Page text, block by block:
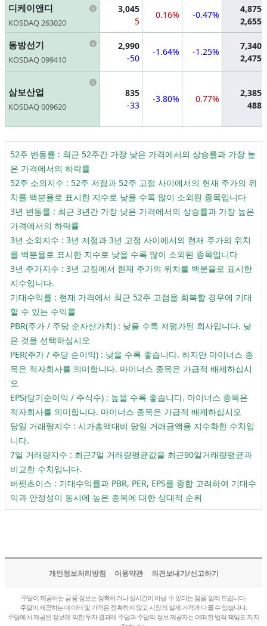
디케이앤디
KOSDAQ 263020
Information
3,045
5
0.16% -0.47%
4,875
2,655
동방선기
KOSDAQ 099410
Information
2,990
-50
-1.64% -1.25%
7,340
2,475
삼보산업
KOSDAQ 009620
Information
835
-33
-3.80% 0.77%
2,385
488
52주 변동률 : 최근 52주간 가장 낮은 가격에서의 상승률과 가장 높
은 가격에서의 하락률
52주 소외지수 : 52주 저점과 52주 고점 사이에서의 현재 주가의 위
치를 백분율로 표시한 지수로 낮을 수록 많이 소외된 종목입니다
3년 변동률 : 최근 3년간 가장 낮은 가격에서의 상승률과 가장 높은
가격에서의 하락률
3년 소외지수 : 3년 저점과 3년 고점 사이에서의 현재 주가의 위치
를 백분율로 표시한 지수로 낮을 수록 많이 소외된 종목입니다
3년 주가지수 : 3년 고점에서 현재 주가의 위치를 백분율로 표시한
지수입니다.
기대수익률 : 현재 가격에서 최근 52주 고점을 회복할 경우에 기대
할 수 있는 수익률
PBR(주가 / 주당 순자산가치) : 낮을 수록 저평가된 회사입니다. 낮
은 것을 선택하십시오
PER(주가 / 주당 순이익) : 낮을 수록 좋습니다. 하지만 마이너스 종
목은 적자회사를 의미합니다. 마이너스 종목은 가급적 배제하십시
오
EPS(당기순이익 / 주식수) : 높을 수록 좋습니다. 마이너스 종목은
적자회사를 의미합니다. 마이너스 종목은 가급적 배제하십시오
당일 거래량지수 : 시가총액대비 당일 거래금액을 지수화한 수치입
니다.
7일 거래량지수 : 최근7일 거래량평균값을 최근90일거래량평균과
비교한 수치입니다.
버핏초이스 : 기대수익률과 PBR, PER, EPS를 종합 고려하여 기대수
익과 안정성이 동시에 높은 종목에 대한 상대적 순위
개인정보처리방침 이용약관 의견보내기/신고하기
주달이 제공하는 금융 정보는 정확하거나 실시간이 아닐 수 있다는 점을 알려 드립니다.
주달이 제공하는 데이터 및 가격은 정확하지 않고 시장의 실제 가격과 다를 수 있습니다.
주달에서 제공된 정보에 의한 투자 결과에 주달과 주달의 정보 제공자는 어떠한 법적 책임도 지지